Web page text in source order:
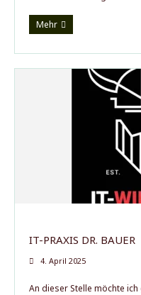
Mehr
IT-PRAXIS DR. BAUER
4. April 2025
An dieser Stelle möchte